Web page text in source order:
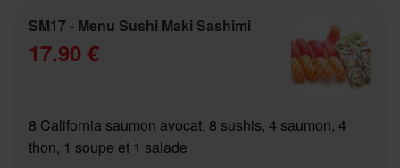
SM17 - Menu Sushi Maki Sashimi
17.90 €
8 California saumon avocat, 8 sushis, 4 saumon, 4
thon, 1 soupe et 1 salade